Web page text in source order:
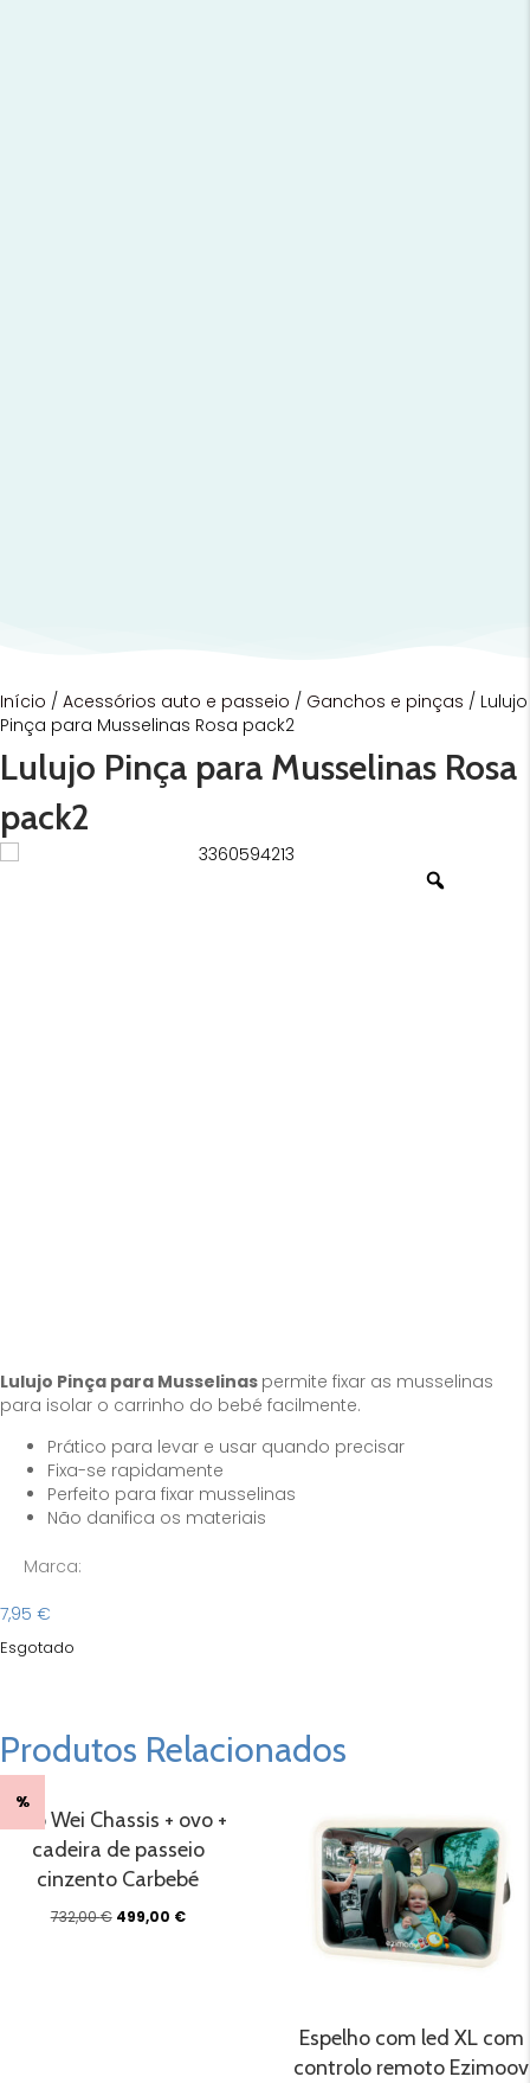
Início / Acessórios auto e passeio / Ganchos e pinças / Lulujo
Pinça para Musselinas Rosa pack2
Lulujo Pinça para Musselinas Rosa
pack2
Lulujo Pinça para Musselinas permite fixar as musselinas
para isolar o carrinho do bebé facilmente.
Prático para levar e usar quando precisar
Fixa-se rapidamente
Perfeito para fixar musselinas
Não danifica os materiais
Marca:
7,95 €
Esgotado
Produtos Relacionados
%
Duo Wei Chassis + ovo +
cadeira de passeio
cinzento Carbebé
732,00€ O
499,00 €O
Espelho com led XL com
controlo remoto Ezimoov